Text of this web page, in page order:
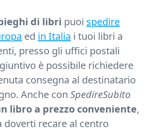
di libri puoi spedire
ed in Italia i tuoi libri a
presso gli uffici postali
è possibile richiedere
consegna al destinatario
Anche con SpedireSubito
libro a prezzo conveniente,
doverti recare al centro